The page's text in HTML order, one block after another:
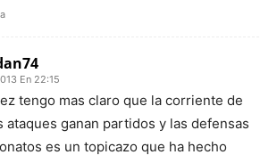
En 22:15
tengo mas claro que la corriente de
ataques ganan partidos y las defensas
es un topicazo que ha hecho